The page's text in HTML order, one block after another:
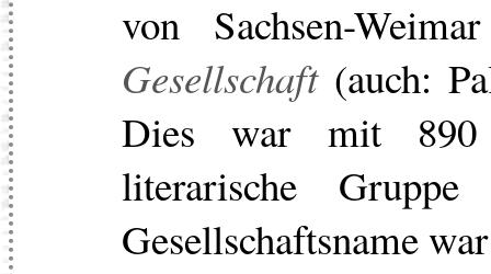
von Sachsen-
Gesellschaft(auch:
Dies war mit 890
literarische
Gesellschaftsname